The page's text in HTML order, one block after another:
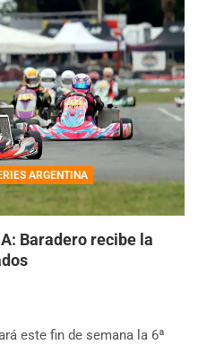
ARGENTINA
Baradero recibe la
este fin de semana la 6ª